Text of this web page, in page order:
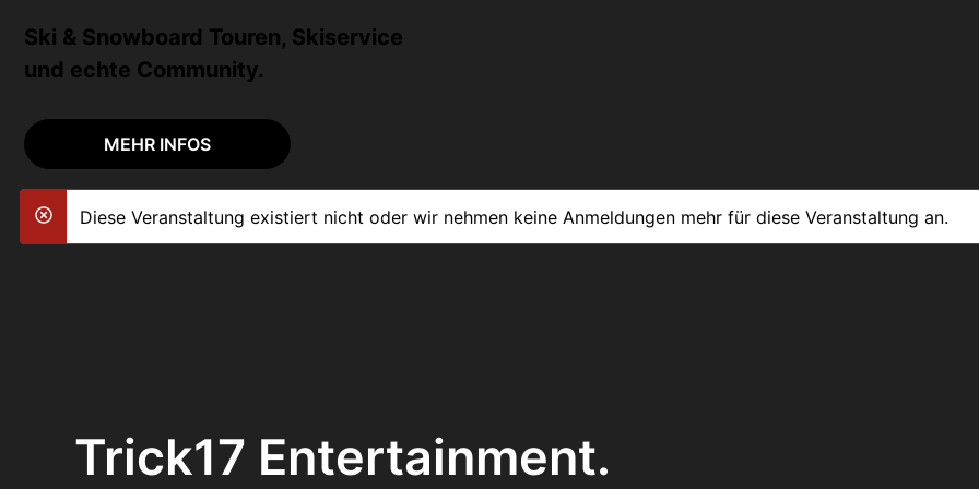
Ski & Snowboard Touren, Skiservice
und echte Community.
MEHR INFOS
danger
Diese Veranstaltung existiert nicht oder wir nehmen keine Anmeldungen mehr für diese Veranstaltung an.
Trick17 Entertainment.